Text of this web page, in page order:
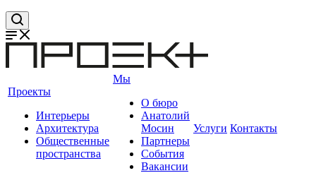
Проекты
Интерьеры
Архитектура
Общественные
пространства
Мы
О бюро
Анатолий
Мосин
Партнеры
События
Вакансии
Услуги Контакты